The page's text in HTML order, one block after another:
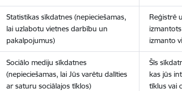
Statistikas sīkdatnes (nepieciešamas,
lai uzlabotu vietnes darbību un
pakalpojumus)
Reģistrē
izmanto
Sociālo mediju sīkdatnes
(nepieciešamas, lai Jūs varētu dalīties
ar saturu sociālajos tīklos)
Šīs
kas jūs
tīklus vai